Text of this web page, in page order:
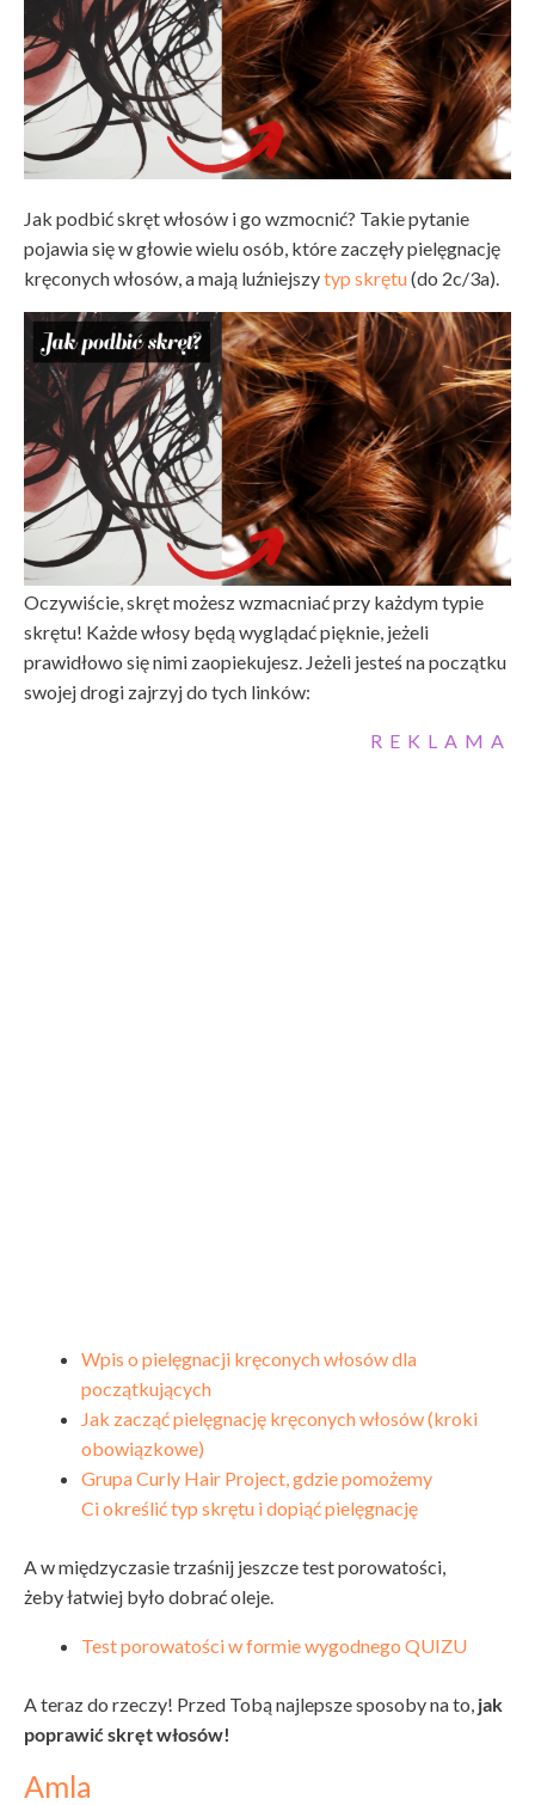
Jak podbić skręt włosów i go wzmocnić? Takie pytanie
pojawia się w głowie wielu osób, które zaczęły pielęgnację
kręconych włosów, a mają luźniejszytyp skrętu(do 2c/3a).
Oczywiście, skręt możesz wzmacniać przy każdym typie
skrętu! Każde włosy będą wyglądać pięknie, jeżeli
prawidłowo się nimi zaopiekujesz. Jeżeli jesteś na początku
swojej drogi zajrzyj do tych linków:
REKLAMA
Wpis o pielęgnacji kręconych włosów dla
początkujących
Jak zacząć pielęgnację kręconych włosów (kroki
obowiązkowe)
Grupa Curly Hair Project, gdzie pomożemy
Ci określić typ skrętu i dopiąć pielęgnację
A w międzyczasie trzaśnij jeszcze test porowatości,
żeby łatwiej było dobrać oleje.
Test porowatości w formie wygodnego QUIZU
A teraz do rzeczy! Przed Tobą najlepsze sposoby na to, jak
poprawić skręt włosów!
Amla